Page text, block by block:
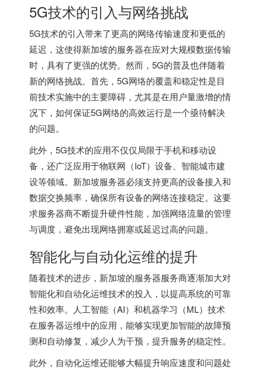
5G技术的引入与网络挑战
5G技术的引入带来了更高的网络传输速度和更低的
延迟，这使得新加坡的服务器在应对大规模数据传输
时，具有了更强的优势。然而，5G的普及也伴随着
新的网络挑战。首先，5G网络的覆盖和稳定性是目
前技术实施中的主要障碍，尤其是在用户量激增的情
况下，如何保证5G网络的高效运行是一个亟待解决
的问题。
此外，5G技术的应用不仅仅局限于手机和移动设
备，还广泛应用于物联网（IoT）设备、智能城市建
设等领域。新加坡服务器必须支持更高的设备接入和
数据交换频率，确保所有设备的网络连接稳定。这要
求服务器商不断提升硬件性能，加强网络流量的管理
与调度，避免出现网络拥塞或延迟过高的问题。
智能化与自动化运维的提升
随着技术的进步，新加坡的服务器服务商逐渐加大对
智能化和自动化运维技术的投入，以提高系统的可靠
性和效率。人工智能（AI）和机器学习（ML）技术
在服务器运维中的应用，能够实现更加智能的故障预
测和自动修复，减少人为干预，提升服务的稳定性。
此外，自动化运维还能够大幅提升响应速度和问题处